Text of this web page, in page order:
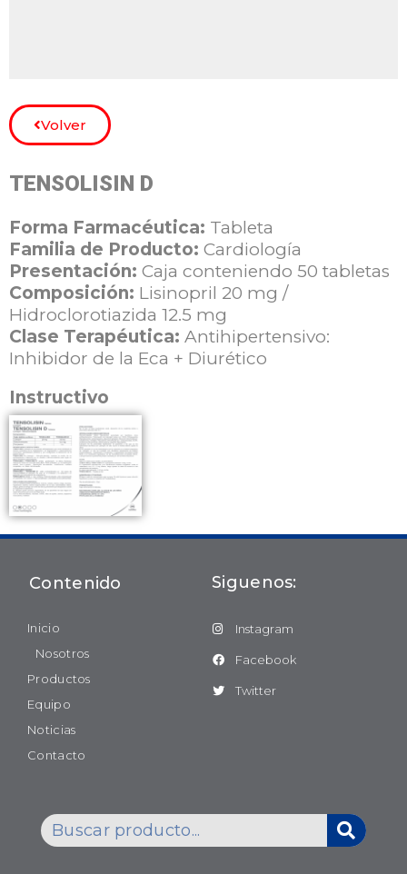
Volver
TENSOLISIN D
Forma Farmacéutica: Tableta
Familia de Producto: Cardiología
Presentación: Caja conteniendo 50 tabletas
Composición: Lisinopril 20 mg /
Hidroclorotiazida 12.5 mg
Clase Terapéutica: Antihipertensivo:
Inhibidor de la Eca + Diurético
Instructivo
Contenido
Inicio
Nosotros
Productos
Equipo
Noticias
Contacto
Siguenos:
Instagram
Facebook
Twitter